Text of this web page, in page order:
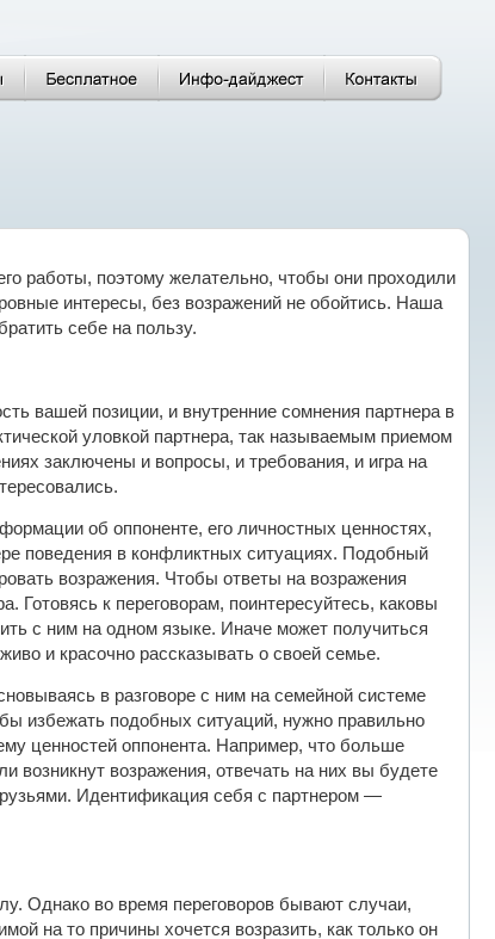
работы, поэтому желательно, чтобы они проходили
интересы, без возражений не обойтись. Наша
себе на пользу.
вашей позиции, и внутренние сомнения партнера в
уловкой партнера, так называемым приемом
заключены и вопросы, и требования, и игра на
об оппоненте, его личностных ценностях,
поведения в конфликтных ситуациях. Подобный
возражения. Чтобы ответы на возражения
Готовясь к переговорам, поинтересуйтесь, каковы
с ним на одном языке. Иначе может получиться
и красочно рассказывать о своей семье.
в разговоре с ним на семейной системе
избежать подобных ситуаций, нужно правильно
ценностей оппонента. Например, что больше
возникнут возражения, отвечать на них вы будете
Идентификация себя с партнером —
Однако во время переговоров бывают случаи,
на то причины хочется возразить, как только он